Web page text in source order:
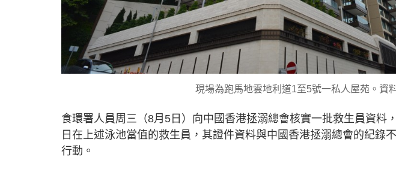
現場為跑馬地雲地利道1至5號一私人屋苑。資
食環署人員周三（8月5日）向中國香港拯溺總會核實一批救生員資料
日在上述泳池當值的救生員，其證件資料與中國香港拯溺總會的紀錄
行動。